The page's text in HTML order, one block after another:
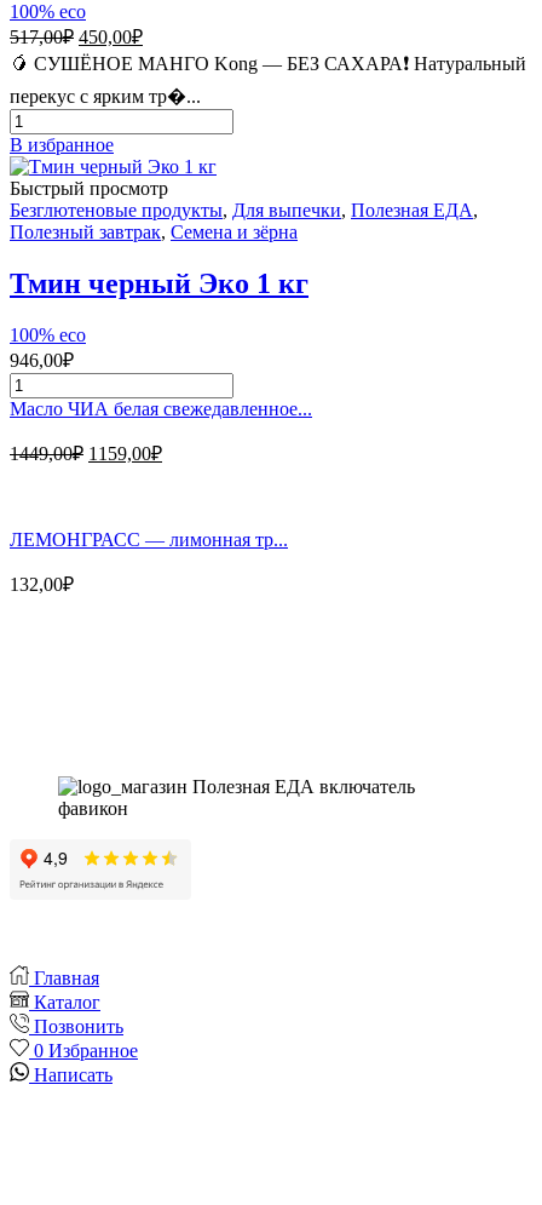
100% eco
517,00₽ Первоначальная
цена
составляла
517,00₽.
450,00₽Текущая
цена:
🥭 СУШЁНОЕ МАНГО Kong — БЕЗ САХАРА❗ Натуральный
перекус с ярким тр�...
Количество
товара
Манго
сушёное
без
сахара
г
В избранное
Быстрый просмотр
Безглютеновые продукты, Для выпечки, Полезная ЕДА,
Полезный завтрак, Семена и зёрна
Тмин черный Эко 1 кг
100% eco
946,00₽
Количество
товара
черный
Масло ЧИА белая свежедавленное...
1449,00₽ Первоначальная
1159,00₽Текущая
ЛЕМОНГРАСС — лимонная тр...
132,00₽
Главная
Каталог
Позвонить
0 Избранное
Написать